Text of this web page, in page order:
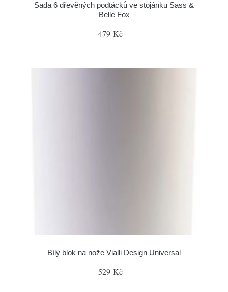
Sada 6 dřevěných podtácků ve stojánku Sass &
Belle Fox
479 Kč
Bílý blok na nože Vialli Design Universal
529 Kč